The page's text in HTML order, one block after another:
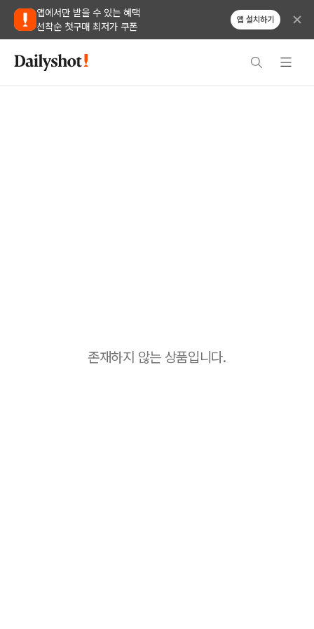
앱에서만 받을 수 있는 혜택
선착순 첫구매 최저가 쿠폰
앱 설치하기
존재하지 않는 상품입니다.